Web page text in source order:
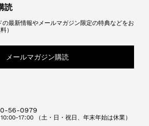
読
の最新情報やメールマガジン限定の特典などをお
）
メールマガジン購読
56-0979
17:00 （土・日・祝日、年末年始は休業）